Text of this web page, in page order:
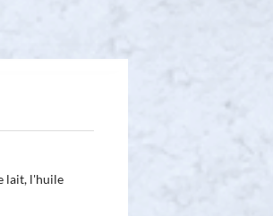
lait, l'huile